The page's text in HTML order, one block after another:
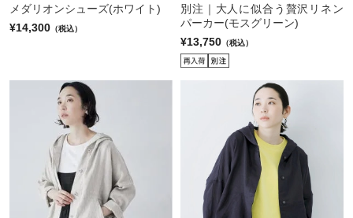
メダリオンシューズ(ホワイト)
¥14,300 （税込）
別注｜大人に似合う贅沢リネン
パーカー(モスグリーン)
¥13,750 （税込）